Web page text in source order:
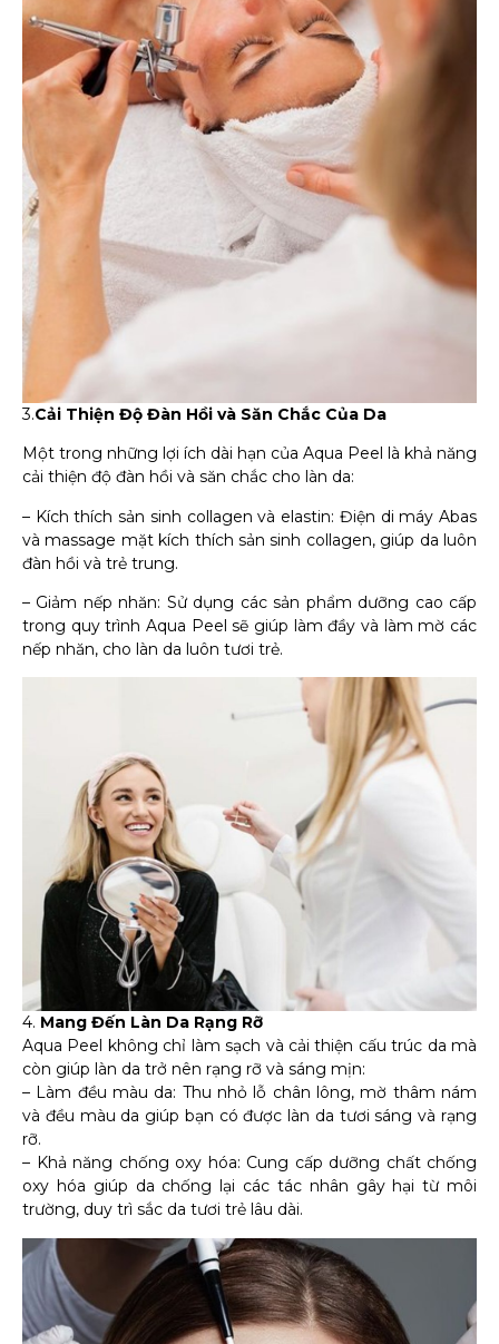
3.Cải Thiện Độ Đàn Hồi và Săn Chắc Của Da
Một trong những lợi ích dài hạn của Aqua Peel là khả năng
cải thiện độ đàn hồi và săn chắc cho làn da:
– Kích thích sản sinh collagen và elastin: Điện di máy Abas
và massage mặt kích thích sản sinh collagen, giúp da luôn
đàn hồi và trẻ trung.
– Giảm nếp nhăn: Sử dụng các sản phẩm dưỡng cao cấp
trong quy trình Aqua Peel sẽ giúp làm đầy và làm mờ các
nếp nhăn, cho làn da luôn tươi trẻ.
4. Mang Đến Làn Da Rạng Rỡ
Aqua Peel không chỉ làm sạch và cải thiện cấu trúc da mà
còn giúp làn da trở nên rạng rỡ và sáng mịn:
– Làm đều màu da: Thu nhỏ lỗ chân lông, mờ thâm nám
và đều màu da giúp bạn có được làn da tươi sáng và rạng
rỡ.
– Khả năng chống oxy hóa: Cung cấp dưỡng chất chống
oxy hóa giúp da chống lại các tác nhân gây hại từ môi
trường, duy trì sắc da tươi trẻ lâu dài.